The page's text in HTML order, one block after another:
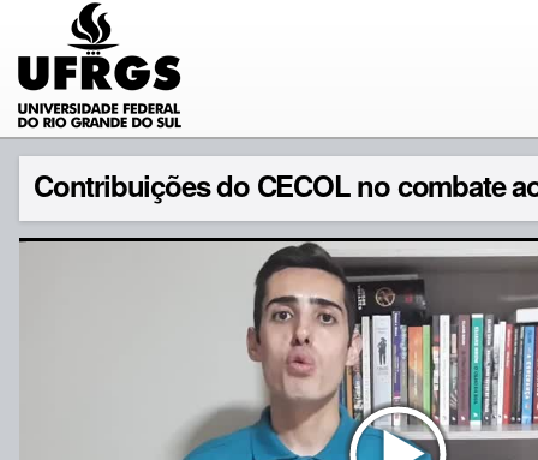
Contribuições do CECOL no combate